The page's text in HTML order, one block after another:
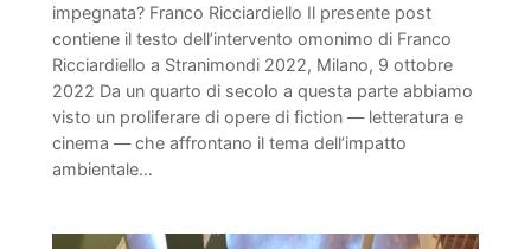
impegnata? Franco Ricciardiello Il presente post
contiene il testo dell’intervento omonimo di Franco
Ricciardiello a Stranimondi 2022, Milano, 9 ottobre
2022 Da un quarto di secolo a questa parte abbiamo
visto un proliferare di opere di fiction — letteratura e
cinema — che affrontano il tema dell’impatto
ambientale…